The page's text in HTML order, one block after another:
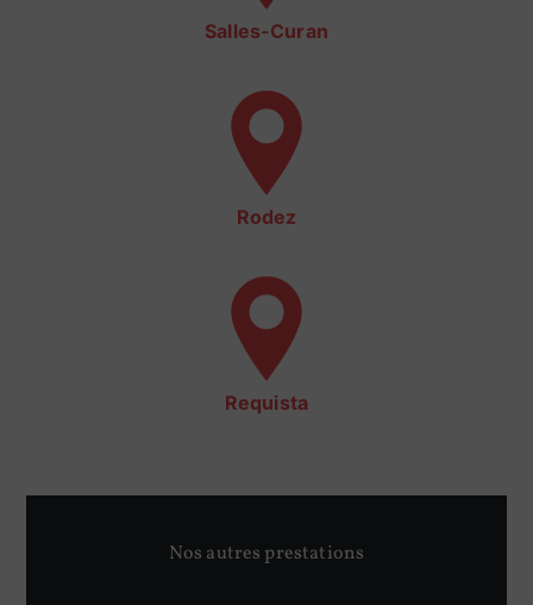
Salles-Curan
Rodez
Requista
Nos autres prestations